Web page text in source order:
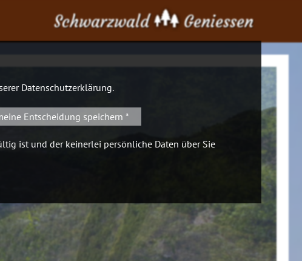
Schwarzwald Geniessen
Datenschutzerklärung.
Entscheidung speichern *
ist und der keinerlei persönliche Daten über Sie